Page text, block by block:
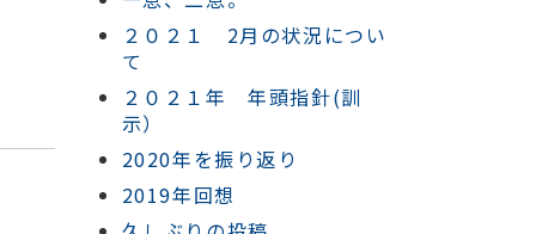
２０２１ 2月の状況につい
て
２０２１年 年頭指針(訓
示）
2020年を振り返り
2019年回想